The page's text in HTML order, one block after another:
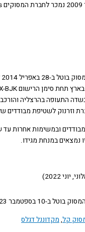
הרישום הבריטי
בהרצליה והורכבה
לשטיפת מבודדים של קוי
ובמשימות אחרות עד ש
2023.
,מקדוננל דגלס